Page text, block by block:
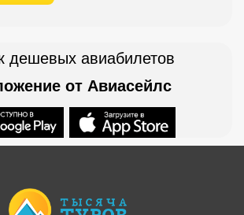
дешевых авиабилетов
от Авиасейлс